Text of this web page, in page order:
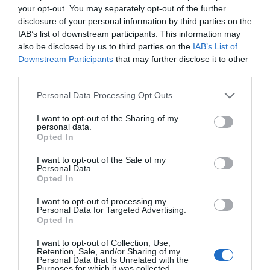
your opt-out. You may separately opt-out of the further
disclosure of your personal information by third parties on the
IAB’s list of downstream participants. This information may
also be disclosed by us to third parties on the IAB’s List of
Downstream Participants that may further disclose it to other
Personal Data Processing Opt Outs
I want to opt-out of the Sharing of my
personal data.
Opted In
I want to opt-out of the Sale of my
Personal Data.
Opted In
I want to opt-out of processing my
Personal Data for Targeted Advertising.
Opted In
I want to opt-out of Collection, Use,
Retention, Sale, and/or Sharing of my
Personal Data that Is Unrelated with the
Purposes for which it was collected.
presentarse al concurso siete años después.
Suscríbete al newsletter semanal PRO
El Ayuntamiento prevé que la
millones de eurosa lo largo de la duración del
contrato. Se estima que la concesión genere un margen
empresarial de un millón de euros, según la información
canon al consistorio.
El Campello es un municipio costero de la provincia
conviven 17 centros deportivos,la gran mayoría de
los cuales son estudios boutique, según datos
extraídos deIntelligence 2P , la unidad de estrategia e